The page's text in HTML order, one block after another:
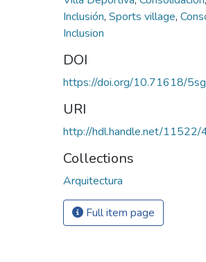
Inclusión, Sports village,
Inclusion
DOI
https://doi.org/10.71618/
URI
http://hdl.handle.net/11522/
Collections
Arquitectura
Full item page